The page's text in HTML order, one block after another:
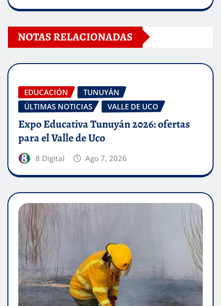
NOTAS RELACIONADAS
EDUCACIÓN
TUNUYÁN
ÚLTIMAS NOTICIAS
VALLE DE UCO
Expo Educativa Tunuyán 2026: ofertas
para el Valle de Uco
8 Digital Ago 7, 2026